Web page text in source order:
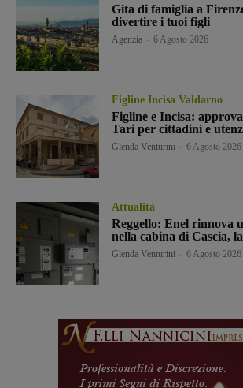
Gita di famiglia a
divertire i tuoi figli
Agenzia 6 Agosto 2026
Figline Incisa Valdarno
Figline e Incisa:
Tari per cittadini e
Glenda Venturini 6 Agosto 2026
Attualità
Reggello: Enel rinnova
nella cabina di Cascia,
Glenda Venturini 6 Agosto 2026